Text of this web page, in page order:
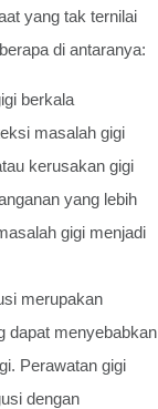
yang tak ternilai
di antaranya:
berkala
masalah gigi
kerusakan gigi
yang lebih
gigi menjadi
merupakan
dapat menyebabkan
Perawatan gigi
dengan